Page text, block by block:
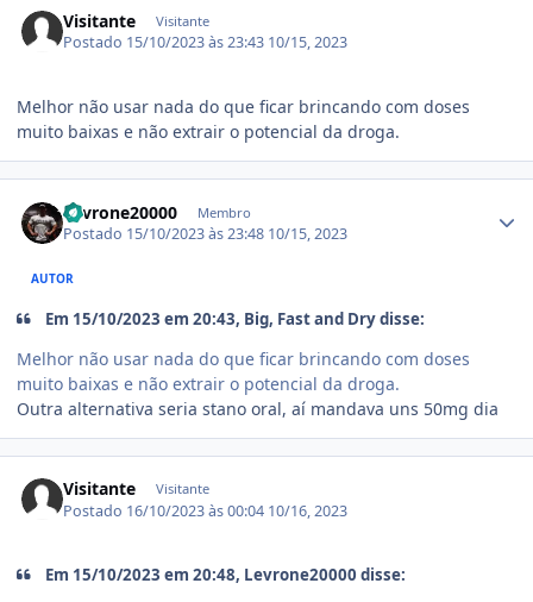
Visitante Visitante
Postado 15/10/2023 às 23:43 10/15, 2023
Melhor não usar nada do que ficar brincando com doses
muito baixas e não extrair o potencial da droga.
Levrone20000 Membro
Postado 15/10/2023 às 23:48 10/15, 2023
AUTOR
Em 15/10/2023 em 20:43, Big, Fast and Dry disse:
Melhor não usar nada do que ficar brincando com doses
muito baixas e não extrair o potencial da droga.
Outra alternativa seria stano oral, aí mandava uns 50mg dia
Visitante Visitante
Postado 16/10/2023 às 00:04 10/16, 2023
Em 15/10/2023 em 20:48, Levrone20000 disse: